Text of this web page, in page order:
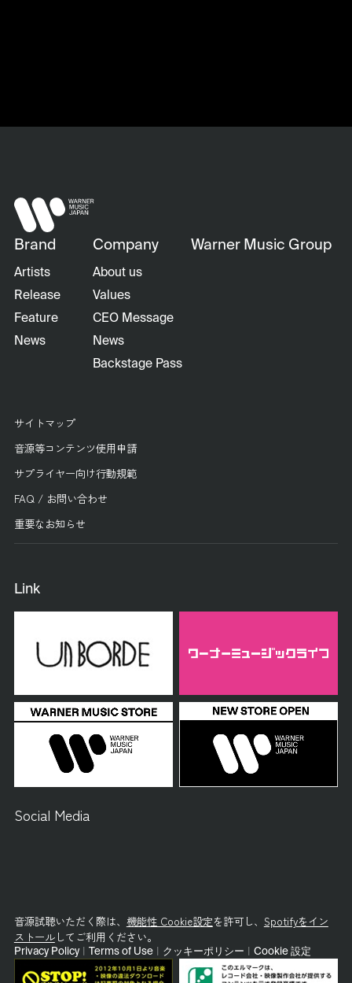
Brand
Artists
Release
Feature
News
Company
About us
Values
CEO Message
News
Backstage Pass
Warner Music Group
サイトマップ
音源等コンテンツ使用申請
サプライヤー向け行動規範
FAQ / お問い合わせ
重要なお知らせ
Link
Social Media
音源試聴いただく際は、 機能性 Cookie設定を許可し、 Spotifyをイン
ストールしてご利用ください。
Privacy Policy Terms of Use クッキーポリシー Cookie 設定